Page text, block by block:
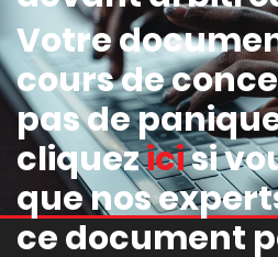
Votre
cours de
pas de
cliquezicisi
que nos
ce document